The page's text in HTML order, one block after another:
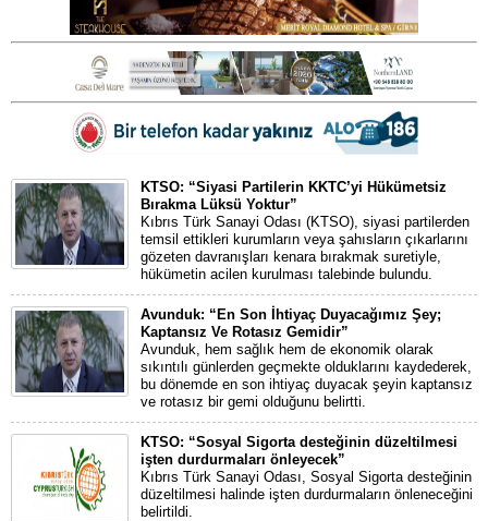
KTSO: “Siyasi Partilerin KKTC’yi Hükümetsiz
Bırakma Lüksü Yoktur”
Kıbrıs Türk Sanayi Odası (KTSO), siyasi partilerden
temsil ettikleri kurumların veya şahısların çıkarlarını
gözeten davranışları kenara bırakmak suretiyle,
hükümetin acilen kurulması talebinde bulundu.
Avunduk: “En Son İhtiyaç Duyacağımız Şey;
Kaptansız Ve Rotasız Gemidir”
Avunduk, hem sağlık hem de ekonomik olarak
sıkıntılı günlerden geçmekte olduklarını kaydederek,
bu dönemde en son ihtiyaç duyacak şeyin kaptansız
ve rotasız bir gemi olduğunu belirtti.
KTSO: “Sosyal Sigorta desteğinin düzeltilmesi
işten durdurmaları önleyecek”
Kıbrıs Türk Sanayi Odası, Sosyal Sigorta desteğinin
düzeltilmesi halinde işten durdurmaların önleneceğini
belirtildi.